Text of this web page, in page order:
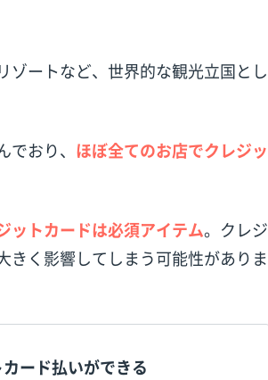
ゾートなど、世界的な観光立国とし
おり、 ほぼ全てのお店でクレジッ
ットカードは必須アイテム。クレジ
きく影響してしまう可能性がありま
ード払いができる